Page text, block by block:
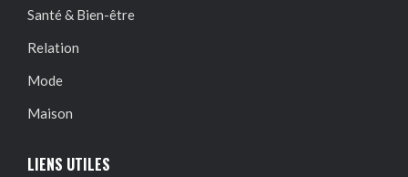
Santé & Bien-être
Relation
Mode
Maison
LIENS UTILES